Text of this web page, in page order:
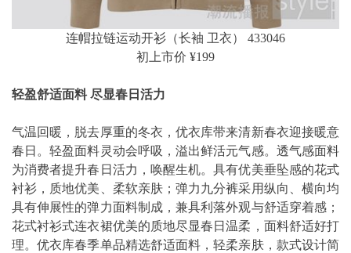
连帽拉链运动开衫（长袖 卫衣） 433046
初上市价 ¥199
轻盈舒适面料 尽显春日活力
气温回暖，脱去厚重的冬衣，优衣库带来清新春衣迎接暖意
春日。轻盈面料灵动会呼吸，溢出鲜活元气感。透气感面料
为消费者提升春日活力，唤醒生机。具有优美垂坠感的花式
衬衫，质地优美、柔软亲肤；弹力九分裤采用纵向、横向均
具有伸展性的弹力面料制成，兼具利落外观与舒适穿着感；
花式衬衫式连衣裙优美的质地尽显春日温柔，面料舒适好打
理。优衣库春季单品精选舒适面料，轻柔亲肤，款式设计简